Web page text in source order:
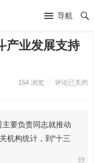
导航
产业发展支持
164浏览 评论已关闭
要负责同志就推动
机构统计，到“十三